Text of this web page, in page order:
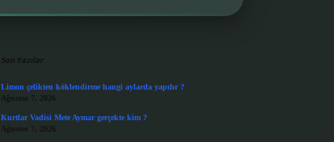
Son Yazılar
Limon çelikten köklendirme hangi aylarda yapılır ?
Ağustos 7, 2026
Kurtlar Vadisi Mete Aymar gerçekte kim ?
Ağustos 7, 2026